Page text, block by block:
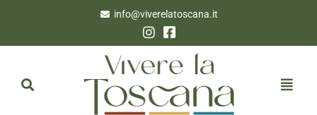
info@viverelatoscana.it